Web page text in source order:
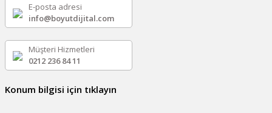
E-posta adresi
info@boyutdijital.com
Müşteri Hizmetleri
0212 236 84 11
Konum bilgisi için tıklayın